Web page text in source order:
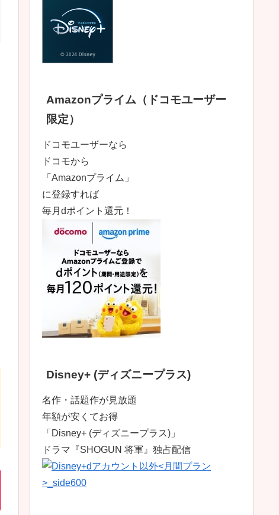
Amazonプライム（ドコモユーザー
限定）
ドコモユーザーなら
ドコモから
「Amazonプライム」
に登録すれば
毎月dポイント還元！
Disney+ (ディズニープラス)
名作・話題作が見放題
年額が安くてお得
「Disney+ (ディズニープラス)」
ドラマ『SHOGUN 将軍』独占配信